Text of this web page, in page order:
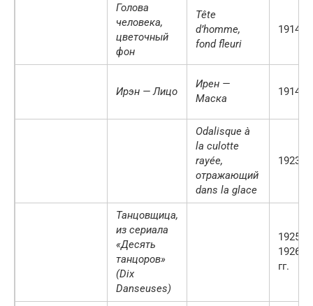
Голова
человека,
цветочный
фон
Tête
d’homme,
fond fleuri
1914 г.
Ирэн — Лицо
Ирен —
Маска
1914 г.
Odalisque à
la culotte
rayée,
отражающий
dans la glace
1923 г.
Танцовщица,
из сериала
«Десять
танцоров»
(Dix
Danseuses)
1925-
1926
гг.